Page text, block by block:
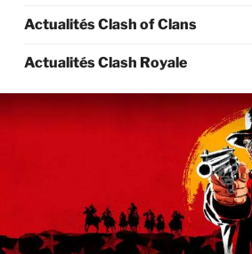
Actualités Clash of Clans
Actualités Clash Royale